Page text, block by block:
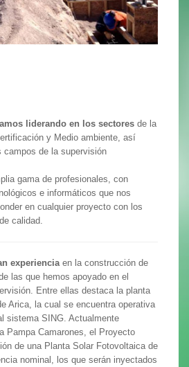
liderando en los sectores de la
y Medio ambiente, así
campos de la supervisión
gama de profesionales, con
e informáticos que nos
en cualquier proyecto con los
calidad.
experiencia en la construcción de
las que hemos apoyado en el
Entre ellas destaca la planta
Arica, la cual se encuentra operativa
sistema SING. Actualmente
Pampa Camarones, el Proyecto
de una Planta Solar Fotovoltaica de
nominal, los que serán inyectados